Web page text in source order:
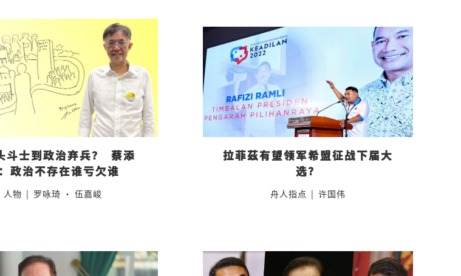
斗士到政治弃兵？  蔡添
政治不存在谁亏欠谁
人物 | 罗咏琦 · 伍嘉峻
拉菲茲有望领军希盟征战下届大
选？
舟人指点 | 许国伟